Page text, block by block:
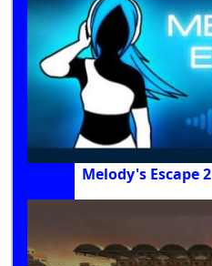
Melody's Escape 2